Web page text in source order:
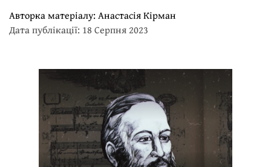
Авторка матеріалу: Анастасія Кірман
Дата публікації: 18 Серпня 2023